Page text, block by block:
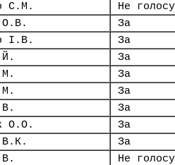
С.М.
Не
О.В.
За
І.В.
За
За
За
За
За
О.О.
За
В.К.
За
Не